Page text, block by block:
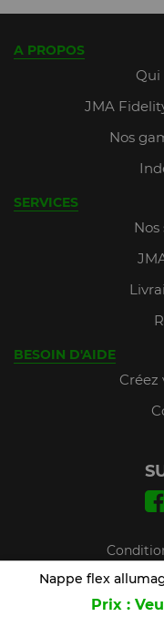
Nappe flex
Prix :
A PROPOS
Qui
JMA
Nos
SERVICES
Nos
BESOIN D'AIDE
Créez